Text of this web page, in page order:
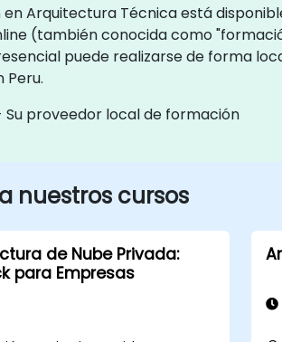
en Arquitectura Técnica está
(también conocida como
puede realizarse de forma
Peru.
proveedor local de formación
nuestros cursos
de Nube Privada:
para Empresas